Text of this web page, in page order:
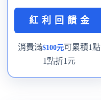
紅 利 回 饋 金
消費滿$100元可累積1點
1點折1元